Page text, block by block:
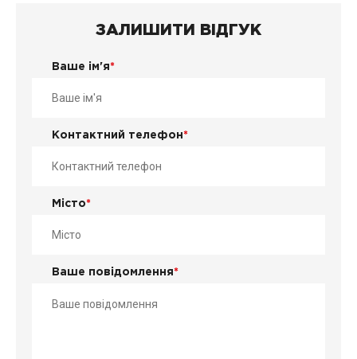
ЗАЛИШИТИ ВІДГУК
Ваше ім'я*
Контактний телефон*
Місто*
Ваше повідомлення*